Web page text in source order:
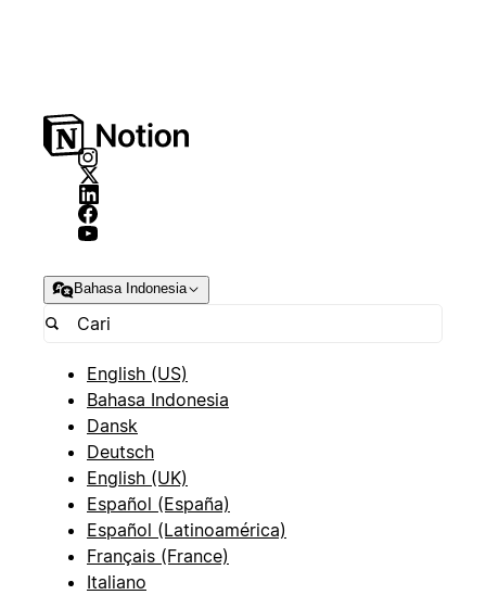
Bahasa Indonesia
English (US)
Bahasa Indonesia
Dansk
Deutsch
English (UK)
Español (España)
Español (Latinoamérica)
Français (France)
Italiano